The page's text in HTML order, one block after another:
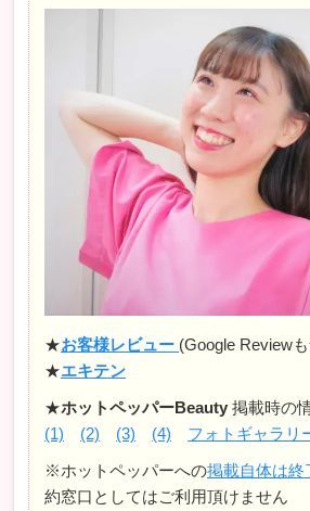
★お客様レビュー (Google Reviewも
★エキテン
★ホットペッパーBeauty掲載時の
(1)
(2) (3) (4)
フォトギャラリ
※ホットペッパーへの掲載自体は終
約窓口としてはご利用頂けません